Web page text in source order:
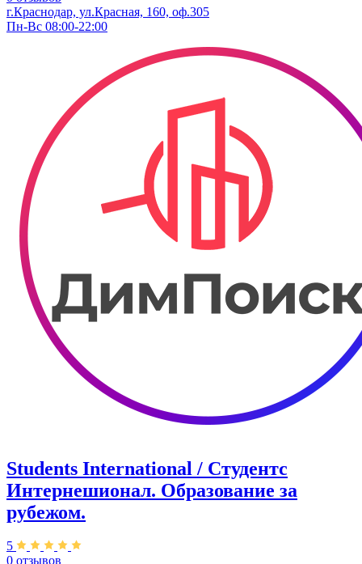
г.Краснодар, ул.Красная, 160, оф.305
Пн-Вс 08:00-22:00
Students International / Студентс
Интернешионал. Образование за
рубежом.
5
0 отзывов